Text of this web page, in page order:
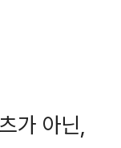
가 아닌,